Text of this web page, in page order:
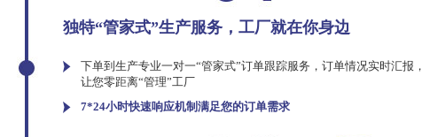
独特“管家式”生产服务，工厂就在你身边
下单到生产专业一对一“管家式”订单跟踪服务，订单情况实时汇报，
让您零距离“管理”工厂
7*24小时快速响应机制满足您的订单需求